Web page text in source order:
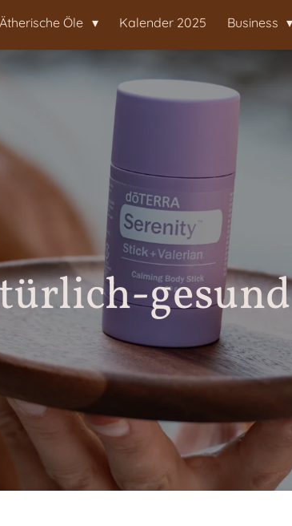
Ätherische Öle Kalender 2025 Business
gesund